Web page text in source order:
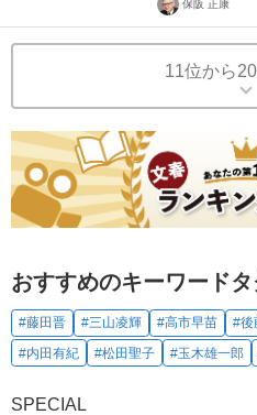
保阪 正康
11位から
おすすめのキーワード
#藤田晋 #三山凌輝 #高市早苗 #後
#内田有紀
#松田聖子 #玉木雄一郎
SPECIAL